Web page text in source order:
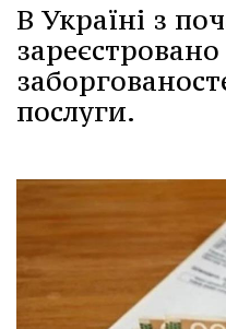
В Україні з
послуги.